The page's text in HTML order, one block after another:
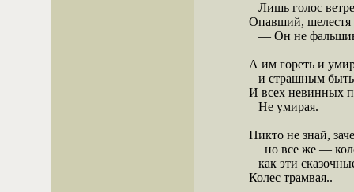
Лишь голос
Опавший,
— Он не
А им гореть и
и страшным
И всех невинных
   Не умирая.
Никто не знай,
но все же —
как эти
Колес трамвая..